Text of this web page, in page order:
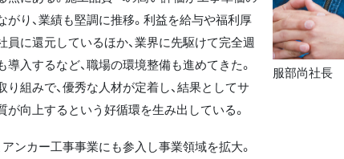
がり、業績も堅調に推移。利益を給与や福利厚
員に還元しているほか、業界に先駆けて完全週
導入するなど、職場の環境整備も進めてきた。
り組みで、優秀な人材が定着し、結果としてサ
が向上するという好循環を生み出している。
ンカー工事事業にも参入し事業領域を拡大。
服部尚社長